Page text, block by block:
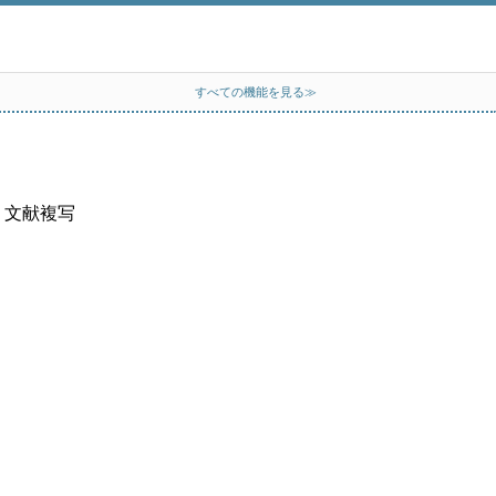
すべての機能を見る≫
献複写